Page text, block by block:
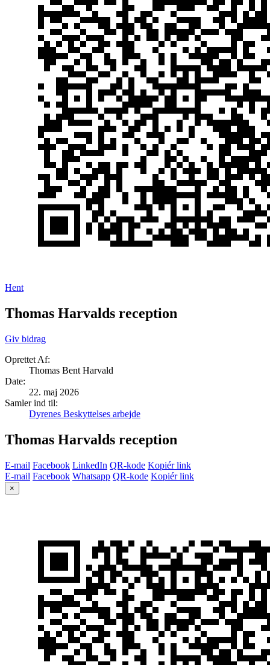
Hent
Thomas Harvalds reception
Giv bidrag
Oprettet Af:
Thomas Bent Harvald
Date:
22. maj 2026
Samler ind til:
Dyrenes Beskyttelses arbejde
Thomas Harvalds reception
E-mail Facebook LinkedIn QR-kode Kopiér link
E-mail Facebook Whatsapp QR-kode Kopiér link
×